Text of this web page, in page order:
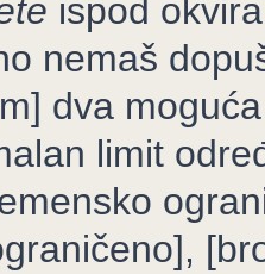
ispod
nemaš
dva
limit